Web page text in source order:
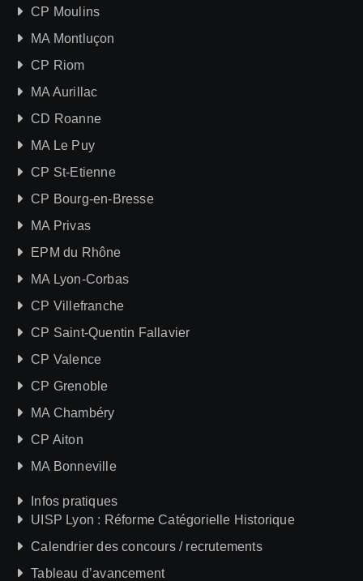
CP Moulins
MA Montluçon
CP Riom
MA Aurillac
CD Roanne
MA Le Puy
CP St-Etienne
CP Bourg-en-Bresse
MA Privas
EPM du Rhône
MA Lyon-Corbas
CP Villefranche
CP Saint-Quentin Fallavier
CP Valence
CP Grenoble
MA Chambéry
CP Aiton
MA Bonneville
Infos pratiques
UISP Lyon : Réforme Catégorielle Historique
Calendrier des concours / recrutements
Tableau d’avancement